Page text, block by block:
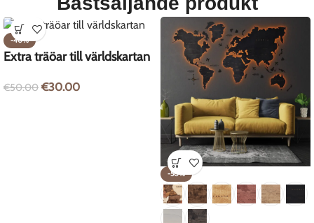
-40%
Extra träöar till världskartan
€50.00 €30.00
-50%